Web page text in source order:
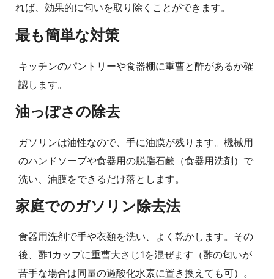
れば、効果的に匂いを取り除くことができます。
最も簡単な対策
キッチンのパントリーや食器棚に重曹と酢があるか確
認します。
油っぽさの除去
ガソリンは油性なので、手に油膜が残ります。機械用
のハンドソープや食器用の脱脂石鹸（食器用洗剤）で
洗い、油膜をできるだけ落とします。
家庭でのガソリン除去法
食器用洗剤で手や衣類を洗い、よく乾かします。その
後、酢1カップに重曹大さじ1を混ぜます（酢の匂いが
苦手な場合は同量の過酸化水素に置き換えても可）。